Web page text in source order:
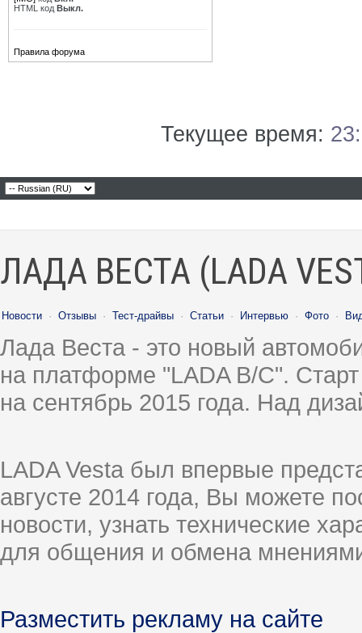
HTML код Выкл.
Правила форума
Текущее время:
ЛАДА ВЕСТА (LADA
Новости · Отзывы · Тест-драйвы · Статьи · Интервью · Фото ·
Лада Веста - это новый
на платформе "LADA B/C".
на сентябрь 2015 года. Над
LADA Vesta был впервые
августе 2014 года, Вы можете
новости, узнать технические
для общения и обмена
Разместить рекламу на сайте